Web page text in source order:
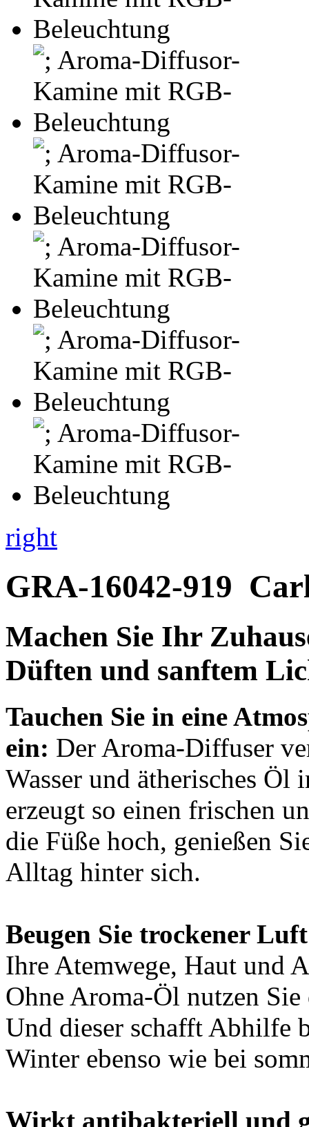
right
GRA-16042-919
Machen Sie Ihr
Düften und sanftem
Tauchen Sie in eine
ein: Der Aroma-Diffuser
Wasser und ätherisches Öl
erzeugt so einen frischen
die Füße hoch, genießen
Alltag hinter sich.
Beugen Sie trockener
Ihre Atemwege, Haut und
Ohne Aroma-Öl nutzen
Und dieser schafft Abhilfe
Winter ebenso wie bei
Wirkt antibakteriell und